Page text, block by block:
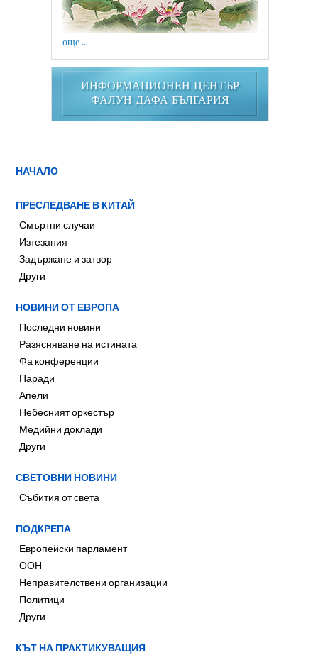
още ...
ИНФОРМАЦИОНЕН ЦЕНТЪР
ФАЛУН ДАФА БЪЛГАРИЯ
НАЧАЛО
ПРЕСЛЕДВАНЕ В КИТАЙ
Смъртни случаи
Изтезания
Задържане и затвор
Други
НОВИНИ ОТ ЕВРОПА
Последни новини
Разясняване на истината
Фа конференции
Паради
Апели
Небесният оркестър
Медийни доклади
Други
СВЕТОВНИ НОВИНИ
Събития от света
ПОДКРЕПА
Европейски парламент
ООН
Неправителствени организации
Политици
Други
КЪТ НА ПРАКТИКУВАЩИЯ